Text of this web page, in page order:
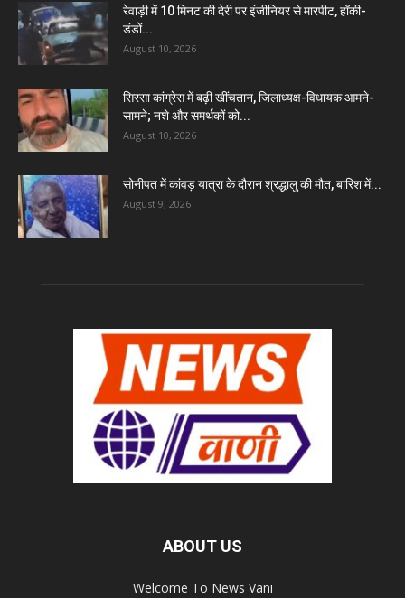
रेवाड़ी में 10 मिनट की देरी पर इंजीनियर से मारपीट, हॉकी-
डंडों...
August 10, 2026
सिरसा कांग्रेस में बढ़ी खींचतान, जिलाध्यक्ष-विधायक आमने-
सामने; नशे और समर्थकों को...
August 10, 2026
सोनीपत में कांवड़ यात्रा के दौरान श्रद्धालु की मौत, बारिश में...
August 9, 2026
ABOUT US
Welcome To News Vani